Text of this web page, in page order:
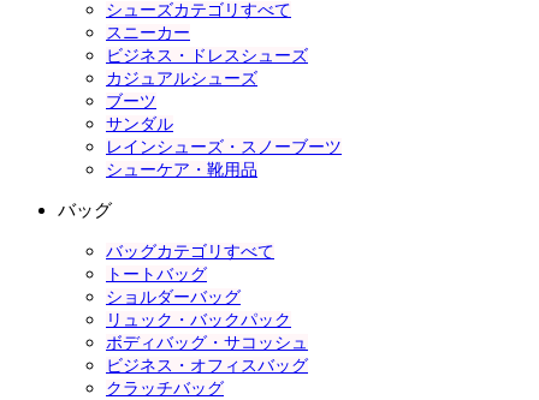
シューズカテゴリすべて
スニーカー
ビジネス・ドレスシューズ
カジュアルシューズ
ブーツ
サンダル
レインシューズ・スノーブーツ
シューケア・靴用品
バッグ
バッグカテゴリすべて
トートバッグ
ショルダーバッグ
リュック・バックパック
ボディバッグ・サコッシュ
ビジネス・オフィスバッグ
クラッチバッグ